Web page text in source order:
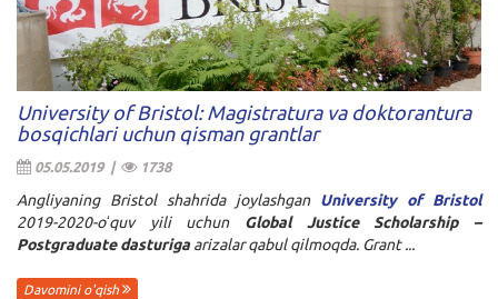
University of Bristol: Magistratura va doktorantura
bosqichlari uchun qisman grantlar
05.05.2019 | 1738
Angliyaning Bristol shahrida joylashgan University of Bristol
2019-2020-oʻquv yili uchun Global Justice Scholarship –
Postgraduate dasturiga arizalar qabul qilmoqda. Grant ...
Davomini o'qish